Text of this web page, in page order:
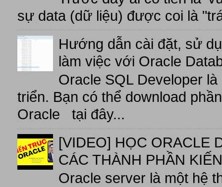
sự data (dữ liệu) được coi là
Hướng dẫn cài đặt, sử
làm việc với Oracle
Oracle SQL Developer
triển. Bạn có thể download
Oracle tại đây...
[VIDEO] HỌC ORACLE
CÁC THÀNH PHẦN
Oracle server là một hệ